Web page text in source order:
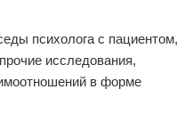
психолога с пациентом,
исследования,
в форме